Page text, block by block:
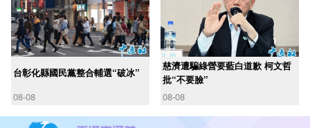
台彰化縣國民黨整合輔選“破冰”
08-08
慈濟遭騙綠營要藍白道歉 柯文哲
批“不要臉”
08-08